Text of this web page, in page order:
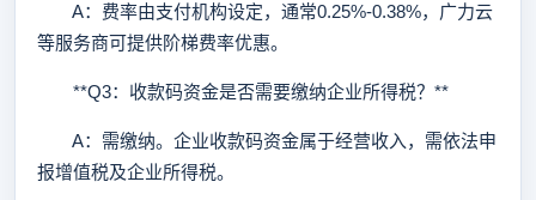
A：费率由支付机构设定，通常0.25%-0.38%，广力云
等服务商可提供阶梯费率优惠。
**Q3：收款码资金是否需要缴纳企业所得税？**
A：需缴纳。企业收款码资金属于经营收入，需依法申
报增值税及企业所得税。